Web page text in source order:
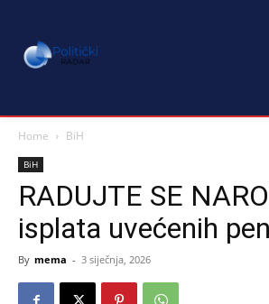
Home BiH
BiH
RADUJTE SE
isplata uvećenih
By mema - 3 siječnja, 2026